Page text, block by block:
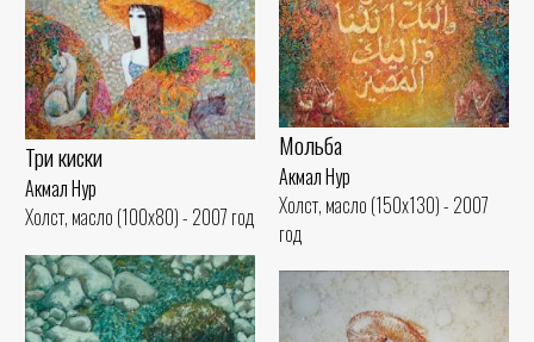
Мольба
Акмал Нур
Холст, масло (150x130) - 2007
год
Три киски
Акмал Нур
Холст, масло (100x80) - 2007 год